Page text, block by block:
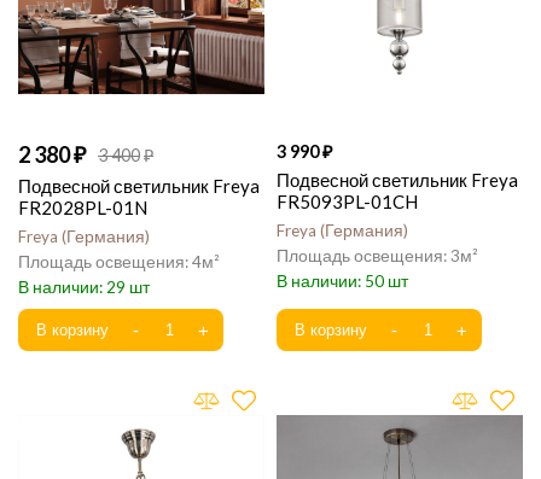
2 380 3 400
Подвесной светильник Freya
FR2028PL-01N
Freya Германия
4
29
3 990
Подвесной светильник Freya
FR5093PL-01CH
Freya Германия
3
50